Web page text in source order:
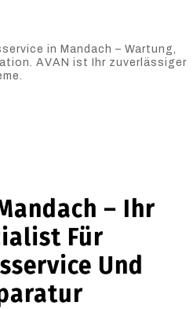
in Mandach – Wartung,
AVAN ist Ihr zuverlässiger
– Ihr
Für
Und